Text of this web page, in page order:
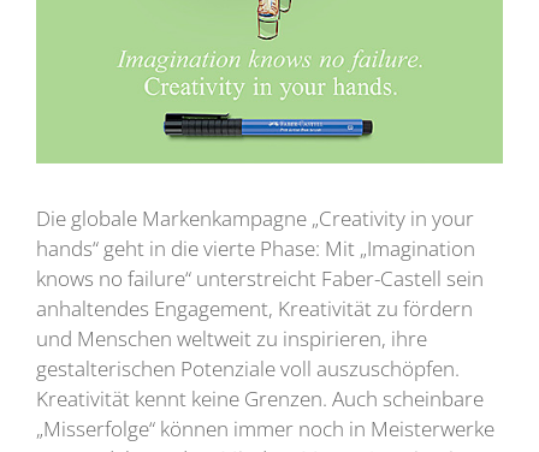
Die globale Markenkampagne „Creativity in your
hands“ geht in die vierte Phase: Mit „Imagination
knows no failure“ unterstreicht Faber-Castell sein
anhaltendes Engagement, Kreativität zu fördern
und Menschen weltweit zu inspirieren, ihre
gestalterischen Potenziale voll auszuschöpfen.
Kreativität kennt keine Grenzen. Auch scheinbare
„Misserfolge“ können immer noch in Meisterwerke